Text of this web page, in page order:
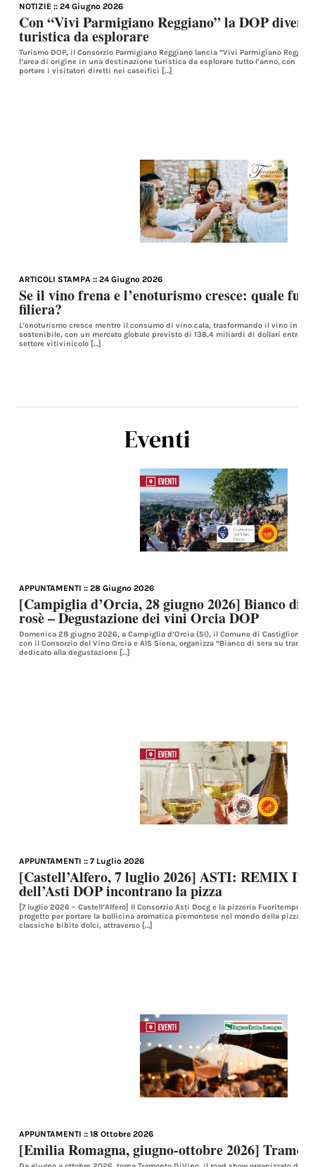
NOTIZIE :: 24 Giugno 2026
Con “Vivi Parmigiano Reggiano” la DOP
turistica da esplorare
Turismo DOP, il Consorzio Parmigiano Reggiano lancia “Vivi Parmigiano
l’area di origine in una destinazione turistica da esplorare tutto l’anno, con
portare i visitatori diretti nei caseifici […]
ARTICOLI STAMPA :: 24 Giugno 2026
Se il vino frena e l’enoturismo cresce: quale
filiera?
L’enoturismo cresce mentre il consumo di vino cala, trasformando il vino in
sostenibile, con un mercato globale previsto di 138,4 miliardi di dollari entro il
settore vitivinicolo […]
Eventi
APPUNTAMENTI :: 28 Giugno 2026
[Campiglia d’Orcia, 28 giugno 2026] Bianco di
rosè – Degustazione dei vini Orcia DOP
Domenica 28 giugno 2026, a Campiglia d’Orcia (SI), il Comune di Castiglione
con il Consorzio del Vino Orcia e AIS Siena, organizza “Bianco di sera su
dedicato alla degustazione […]
APPUNTAMENTI :: 7 Luglio 2026
[Castell’Alfero, 7 luglio 2026] ASTI: REMIX
dell’Asti DOP incontrano la pizza
[7 luglio 2026 – Castell’Alfero] Il Consorzio Asti Docg e la pizzeria Fuoritempo di
progetto per portare la bollicina aromatica piemontese nel mondo della pizza,
classiche bibite dolci, attraverso […]
APPUNTAMENTI :: 18 Ottobre 2026
[Emilia Romagna, giugno-ottobre 2026]